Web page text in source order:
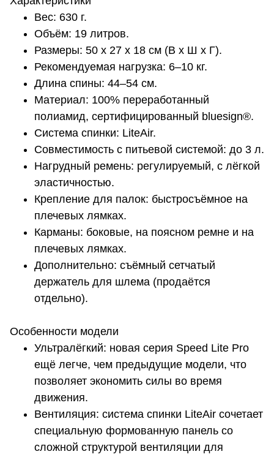
Вес: 630 г.
Объём: 19 литров.
Размеры: 50 x 27 x 18 см (В x Ш x Г).
Рекомендуемая нагрузка: 6–10 кг.
Длина спины: 44–54 см.
Материал: 100% переработанный
полиамид, сертифицированный bluesign®.
Система спинки: LiteAir.
Совместимость с питьевой системой: до 3 л.
Нагрудный ремень: регулируемый, с лёгкой
эластичностью.
Крепление для палок: быстросъёмное на
плечевых лямках.
Карманы: боковые, на поясном ремне и на
плечевых лямках.
Дополнительно: съёмный сетчатый
держатель для шлема (продаётся
отдельно).
Особенности модели
Ультралёгкий: новая серия Speed Lite Pro
ещё легче, чем предыдущие модели, что
позволяет экономить силы во время
движения.
Вентиляция: система спинки LiteAir сочетает
специальную формованную панель со
сложной структурой вентиляции для